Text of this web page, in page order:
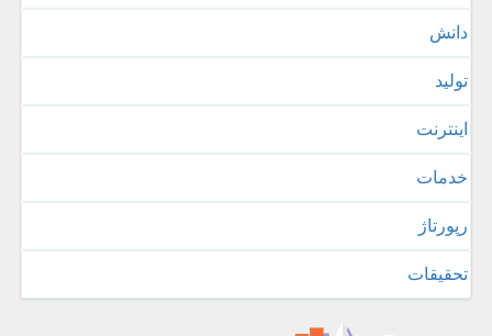
دانش
تولید
اینترنت
خدمات
رپورتاژ
تحقیقات